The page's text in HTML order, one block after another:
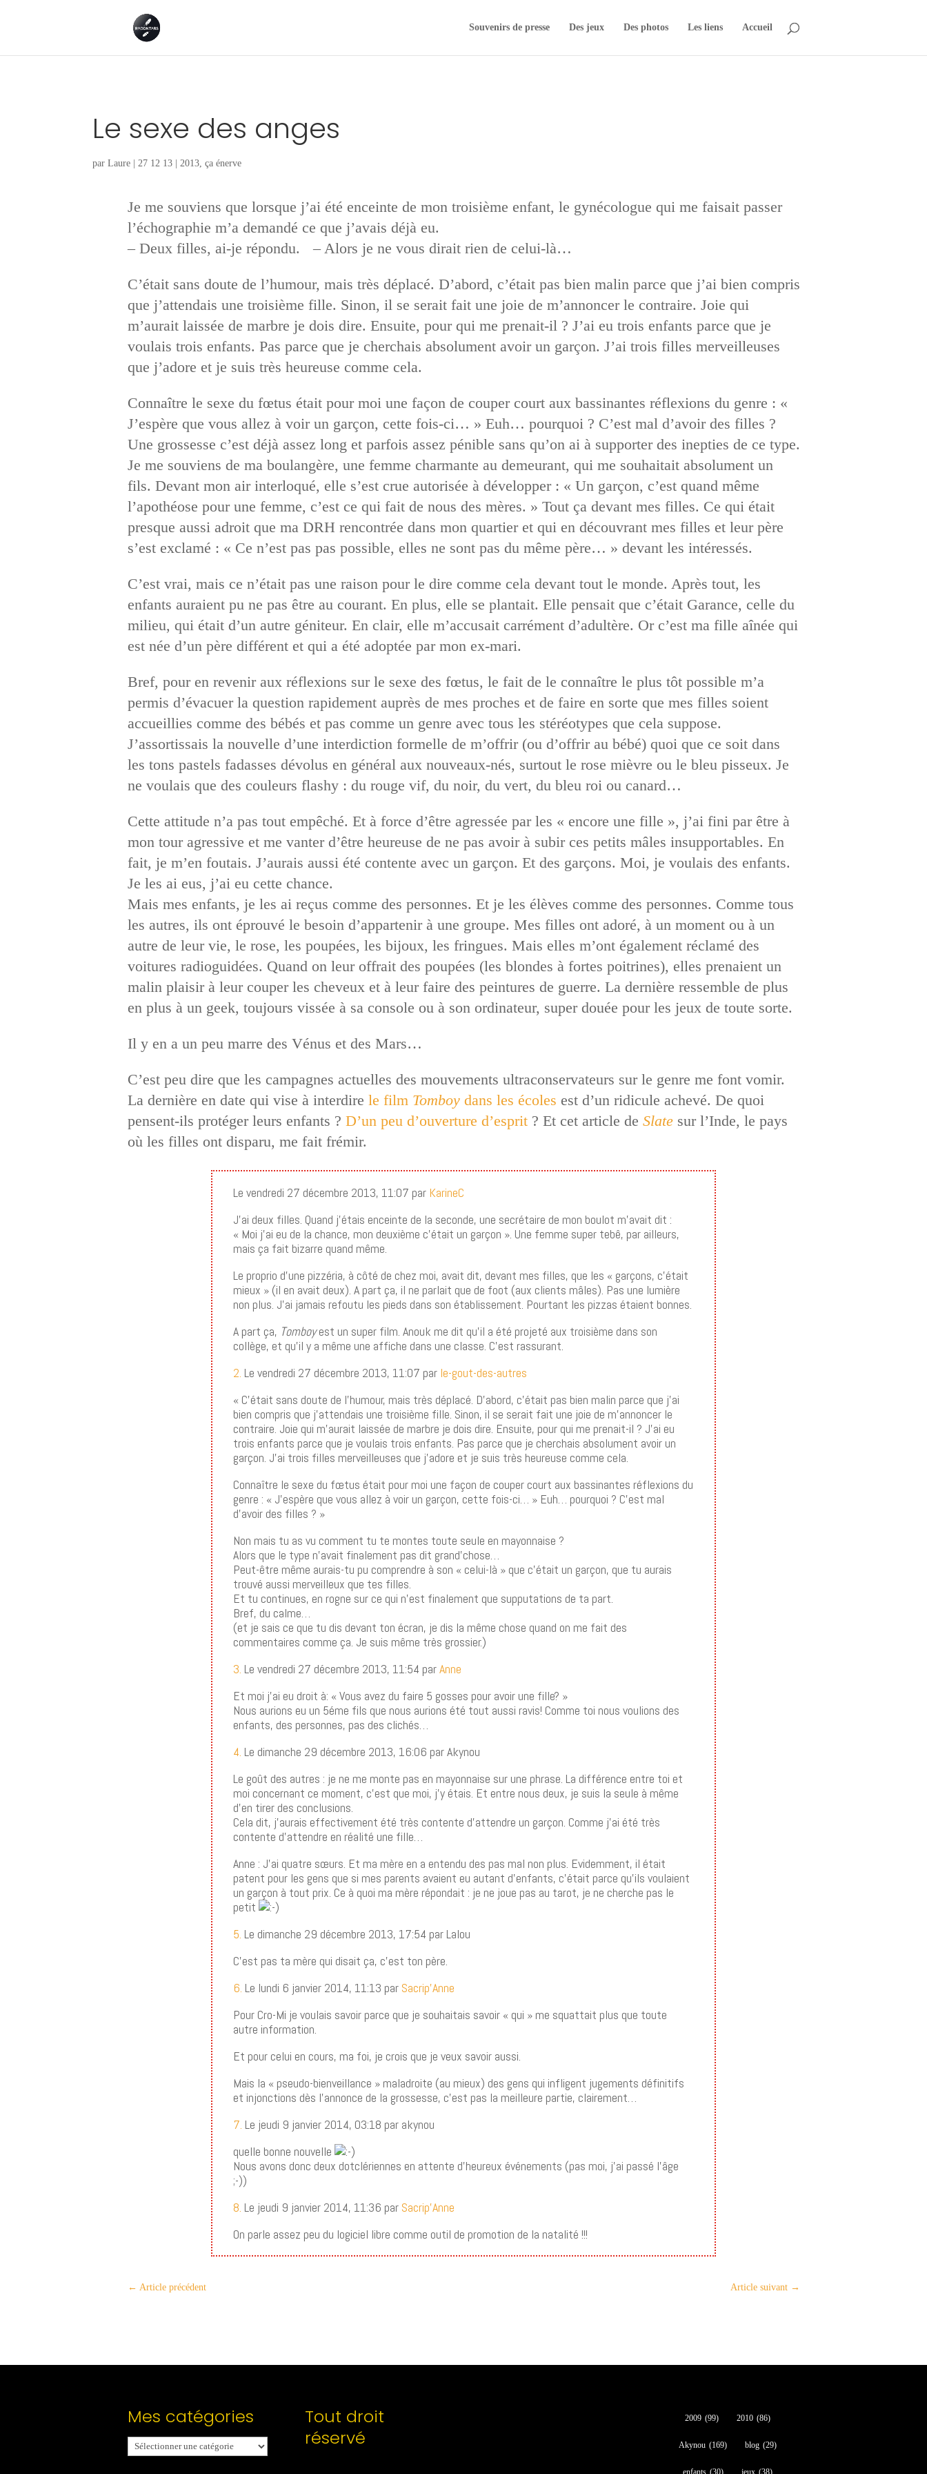
Souvenirs de presse Des jeux Des photos Les liens Accueil
Le sexe des anges
parLaure | 27 12 13 | 2013 ,ça énerve
Je me souviens que lorsque j’ai été enceinte de mon troisième enfant, le gynécologue qui me faisait passer
l’échographie m’a demandé ce que j’avais déjà eu.
– Deux filles, ai-je répondu. – Alors je ne vous dirait rien de celui-là…
C’était sans doute de l’humour, mais très déplacé. D’abord, c’était pas bien malin parce que j’ai bien compris
que j’attendais une troisième fille. Sinon, il se serait fait une joie de m’annoncer le contraire. Joie qui
m’aurait laissée de marbre je dois dire. Ensuite, pour qui me prenait-il ? J’ai eu trois enfants parce que je
voulais trois enfants. Pas parce que je cherchais absolument avoir un garçon. J’ai trois filles merveilleuses
que j’adore et je suis très heureuse comme cela.
Connaître le sexe du fœtus était pour moi une façon de couper court aux bassinantes réflexions du genre : «
J’espère que vous allez à voir un garçon, cette fois-ci… » Euh… pourquoi ? C’est mal d’avoir des filles ?
Une grossesse c’est déjà assez long et parfois assez pénible sans qu’on ai à supporter des inepties de ce type.
Je me souviens de ma boulangère, une femme charmante au demeurant, qui me souhaitait absolument un
fils. Devant mon air interloqué, elle s’est crue autorisée à développer : « Un garçon, c’est quand même
l’apothéose pour une femme, c’est ce qui fait de nous des mères. » Tout ça devant mes filles. Ce qui était
presque aussi adroit que ma DRH rencontrée dans mon quartier et qui en découvrant mes filles et leur père
s’est exclamé : « Ce n’est pas pas possible, elles ne sont pas du même père… » devant les intéressés.
C’est vrai, mais ce n’était pas une raison pour le dire comme cela devant tout le monde. Après tout, les
enfants auraient pu ne pas être au courant. En plus, elle se plantait. Elle pensait que c’était Garance, celle du
milieu, qui était d’un autre géniteur. En clair, elle m’accusait carrément d’adultère. Or c’est ma fille aînée qui
est née d’un père différent et qui a été adoptée par mon ex-mari.
Bref, pour en revenir aux réflexions sur le sexe des fœtus, le fait de le connaître le plus tôt possible m’a
permis d’évacuer la question rapidement auprès de mes proches et de faire en sorte que mes filles soient
accueillies comme des bébés et pas comme un genre avec tous les stéréotypes que cela suppose.
J’assortissais la nouvelle d’une interdiction formelle de m’offrir (ou d’offrir au bébé) quoi que ce soit dans
les tons pastels fadasses dévolus en général aux nouveaux-nés, surtout le rose mièvre ou le bleu pisseux. Je
ne voulais que des couleurs flashy : du rouge vif, du noir, du vert, du bleu roi ou canard…
Cette attitude n’a pas tout empêché. Et à force d’être agressée par les « encore une fille », j’ai fini par être à
mon tour agressive et me vanter d’être heureuse de ne pas avoir à subir ces petits mâles insupportables. En
fait, je m’en foutais. J’aurais aussi été contente avec un garçon. Et des garçons. Moi, je voulais des enfants.
Je les ai eus, j’ai eu cette chance.
Mais mes enfants, je les ai reçus comme des personnes. Et je les élèves comme des personnes. Comme tous
les autres, ils ont éprouvé le besoin d’appartenir à une groupe. Mes filles ont adoré, à un moment ou à un
autre de leur vie, le rose, les poupées, les bijoux, les fringues. Mais elles m’ont également réclamé des
voitures radioguidées. Quand on leur offrait des poupées (les blondes à fortes poitrines), elles prenaient un
malin plaisir à leur couper les cheveux et à leur faire des peintures de guerre. La dernière ressemble de plus
en plus à un geek, toujours vissée à sa console ou à son ordinateur, super douée pour les jeux de toute sorte.
Il y en a un peu marre des Vénus et des Mars…
C’est peu dire que les campagnes actuelles des mouvements ultraconservateurs sur le genre me font vomir.
La dernière en date qui vise à interdire le film Tomboydans les écoles est d’un ridicule achevé. De quoi
pensent-ils protéger leurs enfants ? D’un peu d’ouverture d’esprit? Et cet article de Slatesur l’Inde, le pays
où les filles ont disparu, me fait frémir.
Le vendredi 27 décembre 2013, 11:07 par KarineC
J’ai deux filles. Quand j’étais enceinte de la seconde, une secrétaire de mon boulot m’avait dit :
« Moi j’ai eu de la chance, mon deuxième c’était un garçon ». Une femme super tebê, par ailleurs,
mais ça fait bizarre quand même.
Le proprio d’une pizzéria, à côté de chez moi, avait dit, devant mes filles, que les « garçons, c’était
mieux » (il en avait deux). A part ça, il ne parlait que de foot (aux clients mâles). Pas une lumière
non plus. J’ai jamais refoutu les pieds dans son établissement. Pourtant les pizzas étaient bonnes.
A part ça, Tomboyest un super film. Anouk me dit qu’il a été projeté aux troisième dans son
collège, et qu’il y a même une affiche dans une classe. C’est rassurant.
2. Le vendredi 27 décembre 2013, 11:07 par le-gout-des-autres
« C’était sans doute de l’humour, mais très déplacé. D’abord, c’était pas bien malin parce que j’ai
bien compris que j’attendais une troisième fille. Sinon, il se serait fait une joie de m’annoncer le
contraire. Joie qui m’aurait laissée de marbre je dois dire. Ensuite, pour qui me prenait-il ? J’ai eu
trois enfants parce que je voulais trois enfants. Pas parce que je cherchais absolument avoir un
garçon. J’ai trois filles merveilleuses que j’adore et je suis très heureuse comme cela.
Connaître le sexe du fœtus était pour moi une façon de couper court aux bassinantes réflexions du
genre : « J’espère que vous allez à voir un garçon, cette fois-ci… » Euh… pourquoi ? C’est mal
d’avoir des filles ? »
Non mais tu as vu comment tu te montes toute seule en mayonnaise ?
Alors que le type n’avait finalement pas dit grand’chose…
Peut-être même aurais-tu pu comprendre à son « celui-là » que c’était un garçon, que tu aurais
trouvé aussi merveilleux que tes filles.
Et tu continues, en rogne sur ce qui n’est finalement que supputations de ta part.
Bref, du calme…
(et je sais ce que tu dis devant ton écran, je dis la même chose quand on me fait des
commentaires comme ça. Je suis même très grossier.)
3. Le vendredi 27 décembre 2013, 11:54 parAnne
Et moi j’ai eu droit à: « Vous avez du faire 5 gosses pour avoir une fille? »
Nous aurions eu un 5éme fils que nous aurions été tout aussi ravis! Comme toi nous voulions des
enfants, des personnes, pas des clichés…
4. Le dimanche 29 décembre 2013, 16:06 par Akynou
Le goût des autres : je ne me monte pas en mayonnaise sur une phrase. La différence entre toi et
moi concernant ce moment, c’est que moi, j’y étais. Et entre nous deux, je suis la seule à même
d’en tirer des conclusions.
Cela dit, j’aurais effectivement été très contente d’attendre un garçon. Comme j’ai été très
contente d’attendre en réalité une fille…
Anne : J’ai quatre sœurs. Et ma mère en a entendu des pas mal non plus. Evidemment, il était
patent pour les gens que si mes parents avaient eu autant d’enfants, c’était parce qu’ils voulaient
un garçon à tout prix. Ce à quoi ma mère répondait : je ne joue pas au tarot, je ne cherche pas le
petit
5. Le dimanche 29 décembre 2013, 17:54 par Lalou
C’est pas ta mère qui disait ça, c’est ton père.
6. Le lundi 6 janvier 2014, 11:13 par Sacrip’Anne
Pour Cro-Mi je voulais savoir parce que je souhaitais savoir « qui » me squattait plus que toute
autre information.
Et pour celui en cours, ma foi, je crois que je veux savoir aussi.
Mais la « pseudo-bienveillance » maladroite (au mieux) des gens qui infligent jugements définitifs
et injonctions dès l’annonce de la grossesse, c’est pas la meilleure partie, clairement…
7. Le jeudi 9 janvier 2014, 03:18 par akynou
quelle bonne nouvelle
Nous avons donc deux dotclériennes en attente d’heureux événements (pas moi, j’ai passé l’âge
;-))
8. Le jeudi 9 janvier 2014, 11:36 par Sacrip’Anne
On parle assez peu du logiciel libre comme outil de promotion de la natalité !!!
← Article précédent Article suivant→
Mes catégories
Mes
catégories
Tout droit
réservé
2009 (99) 2010 (86)
Akynou (169) blog (29)
enfants (30) jeux (38)